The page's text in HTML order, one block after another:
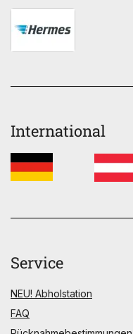
International
Service
NEU! Abholstation
FAQ